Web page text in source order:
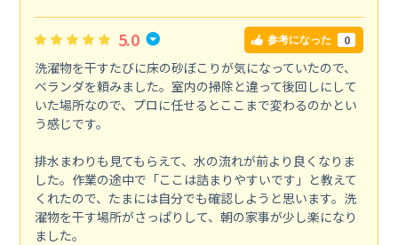
5.0 参考になった 0
洗濯物を干すたびに床の砂ぼこりが気になっていたので、
ベランダを頼みました。室内の掃除と違って後回しにして
いた場所なので、プロに任せるとここまで変わるのかとい
う感じです。
排水まわりも見てもらえて、水の流れが前より良くなりま
した。作業の途中で「ここは詰まりやすいです」と教えて
くれたので、たまには自分でも確認しようと思います。洗
濯物を干す場所がさっぱりして、朝の家事が少し楽になり
ました。